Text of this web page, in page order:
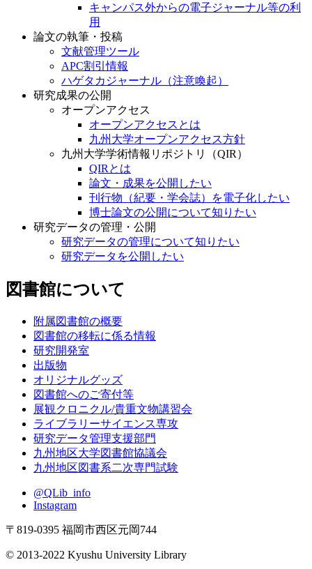
キャンパス外からの電子ジャーナル等の利
用
論文の執筆・投稿
文献管理ツール
APC割引情報
ハゲタカジャーナル（注意喚起）
研究成果の公開
オープンアクセス
オープンアクセスとは
九州大学オープンアクセス方針
九州大学学術情報リポジトリ（QIR）
QIRとは
論文・成果を公開したい
刊行物（紀要・学会誌）を電子化したい
博士論文の公開について知りたい
研究データの管理・公開
研究データの管理について知りたい
研究データを公開したい
図書館について
附属図書館の概要
図書館の移転に係る情報
研究開発室
出版物
オリジナルグッズ
図書館へのご寄付等
展観クロニクル/貴重文物講習会
ライブラリーサイエンス専攻
研究データ管理支援部門
九州地区大学図書館協議会
九州地区図書系二次専門試験
@QLib_info
Instagram
〒819-0395 福岡市西区元岡744
© 2013-2022 Kyushu University Library